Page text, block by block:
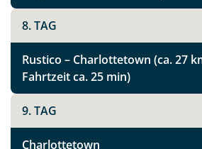
8. TAG
Rustico – Charlottetown (ca. 27
Fahrtzeit ca. 25 min)
9. TAG
Charlottetown